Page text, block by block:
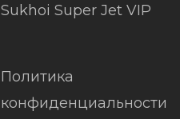
Sukhoi Super Jet VIP
Политика
конфиденциальности